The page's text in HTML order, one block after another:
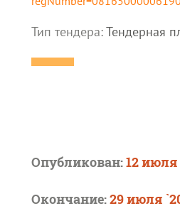
Тип тендера:Тендерная
Опубликован:12 июля
Окончание:29 июля